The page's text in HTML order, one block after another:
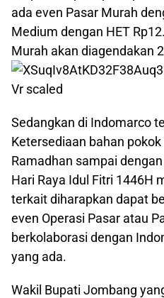
ada even Pasar Murah
Medium dengan HET
Murah akan diagendakan
Sedangkan di Indomarco
Ketersediaan bahan
Ramadhan sampai
Hari Raya Idul Fitri 1446H
terkait diharapkan dapat
even Operasi Pasar atau
berkolaborasi dengan
yang ada.
Wakil Bupati Jombang